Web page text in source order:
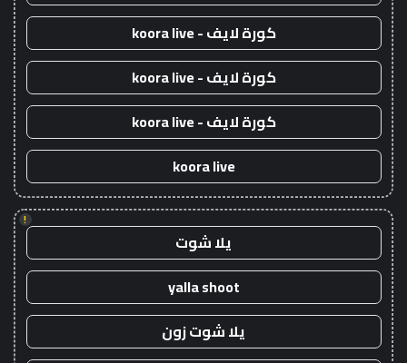
كورة لايف - koora live
كورة لايف - koora live
كورة لايف - koora live
koora live
!
يلا شوت
yalla shoot
يلا شوت زون